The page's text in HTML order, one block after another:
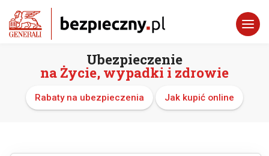
Ubezpieczenie
na Życie, wypadki i zdrowie
Rabaty na ubezpieczenia Jak kupić online